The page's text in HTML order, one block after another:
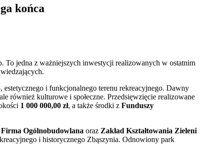
końca
jedna z ważniejszych inwestycji realizowanych w ostatnim
i funkcjonalnego terenu rekreacyjnego. Dawny
również kulturowe i społeczne. Przedsięwzięcie realizowane
1 000 000,00 zł, a także środki z Funduszy
Firma Ogólnobudowlana oraz Zakład Kształtowania Zieleni
i historycznego Zbąszynia. Odnowiony park